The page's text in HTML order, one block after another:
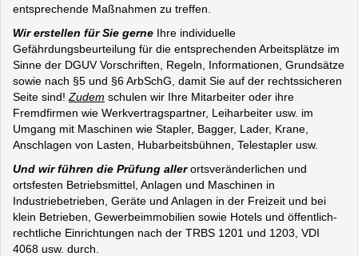
entsprechende Maßnahmen zu treffen.
Wir erstellen für Sie gerne Ihre individuelle
Gefährdungsbeurteilung für die entsprechenden Arbeitsplätze im
Sinne der DGUV Vorschriften, Regeln, Informationen, Grundsätze
sowie nach §5 und §6 ArbSchG, damit Sie auf der rechtssicheren
Seite sind! Zudem schulen wir Ihre Mitarbeiter oder ihre
Fremdfirmen wie Werkvertragspartner, Leiharbeiter usw. im
Umgang mit Maschinen wie Stapler, Bagger, Lader, Krane,
Anschlagen von Lasten, Hubarbeitsbühnen, Telestapler usw.
Und wir führen die Prüfung allerortsveränderlichen und
ortsfesten Betriebsmittel, Anlagen und Maschinen in
Industriebetrieben, Geräte und Anlagen in der Freizeit und bei
klein Betrieben, Gewerbeimmobilien sowie Hotels und öffentlich-
rechtliche Einrichtungen nach der TRBS 1201 und 1203, VDI
4068 usw. durch.